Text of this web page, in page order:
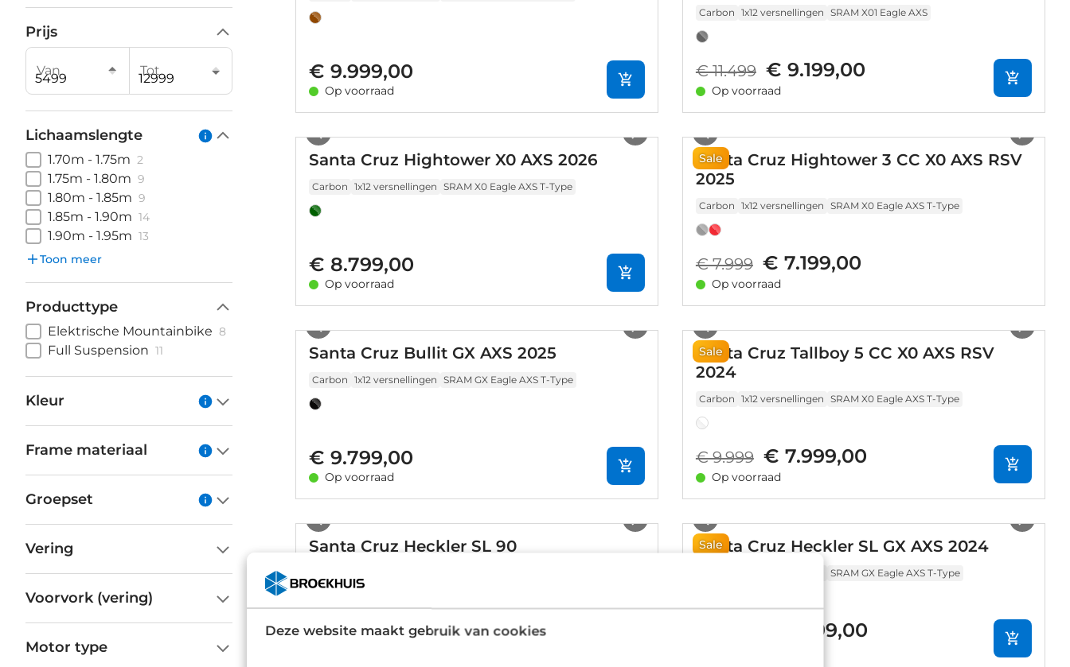
Deze website maakt gebruik van cookies
Prijs
Van Tot
Lichaamslengte
1.70m - 1.75m 2
1.75m - 1.80m 9
1.80m - 1.85m 9
1.85m - 1.90m 14
1.90m - 1.95m 13
Toon meer
Producttype
Elektrische Mountainbike 8
Full Suspension 11
Kleur
Frame materiaal
Groepset
Vering
Voorvork (vering)
Motor type
€ 9.999,00
Op voorraad
Carbon 1x12 versnellingen SRAM X01 Eagle AXS
€ 11.499 € 9.199,00
Op voorraad
Santa Cruz Hightower X0 AXS 2026
Carbon 1x12 versnellingen SRAM X0 Eagle AXS T-Type
€ 8.799,00
Op voorraad
Sale
Santa Cruz Hightower 3 CC X0 AXS RSV
2025
Carbon 1x12 versnellingen SRAM X0 Eagle AXS T-Type
€ 7.999 € 7.199,00
Op voorraad
Santa Cruz Bullit GX AXS 2025
Carbon 1x12 versnellingen SRAM GX Eagle AXS T-Type
€ 9.799,00
Op voorraad
Sale
Santa Cruz Tallboy 5 CC X0 AXS RSV
2024
Carbon 1x12 versnellingen SRAM X0 Eagle AXS T-Type
€ 9.999 € 7.999,00
Op voorraad
Santa Cruz Heckler SL 90
€ 8.499,00
Sale
Santa Cruz Heckler SL GX AXS 2024
SRAM GX Eagle AXS T-Type
€ 7.899,00